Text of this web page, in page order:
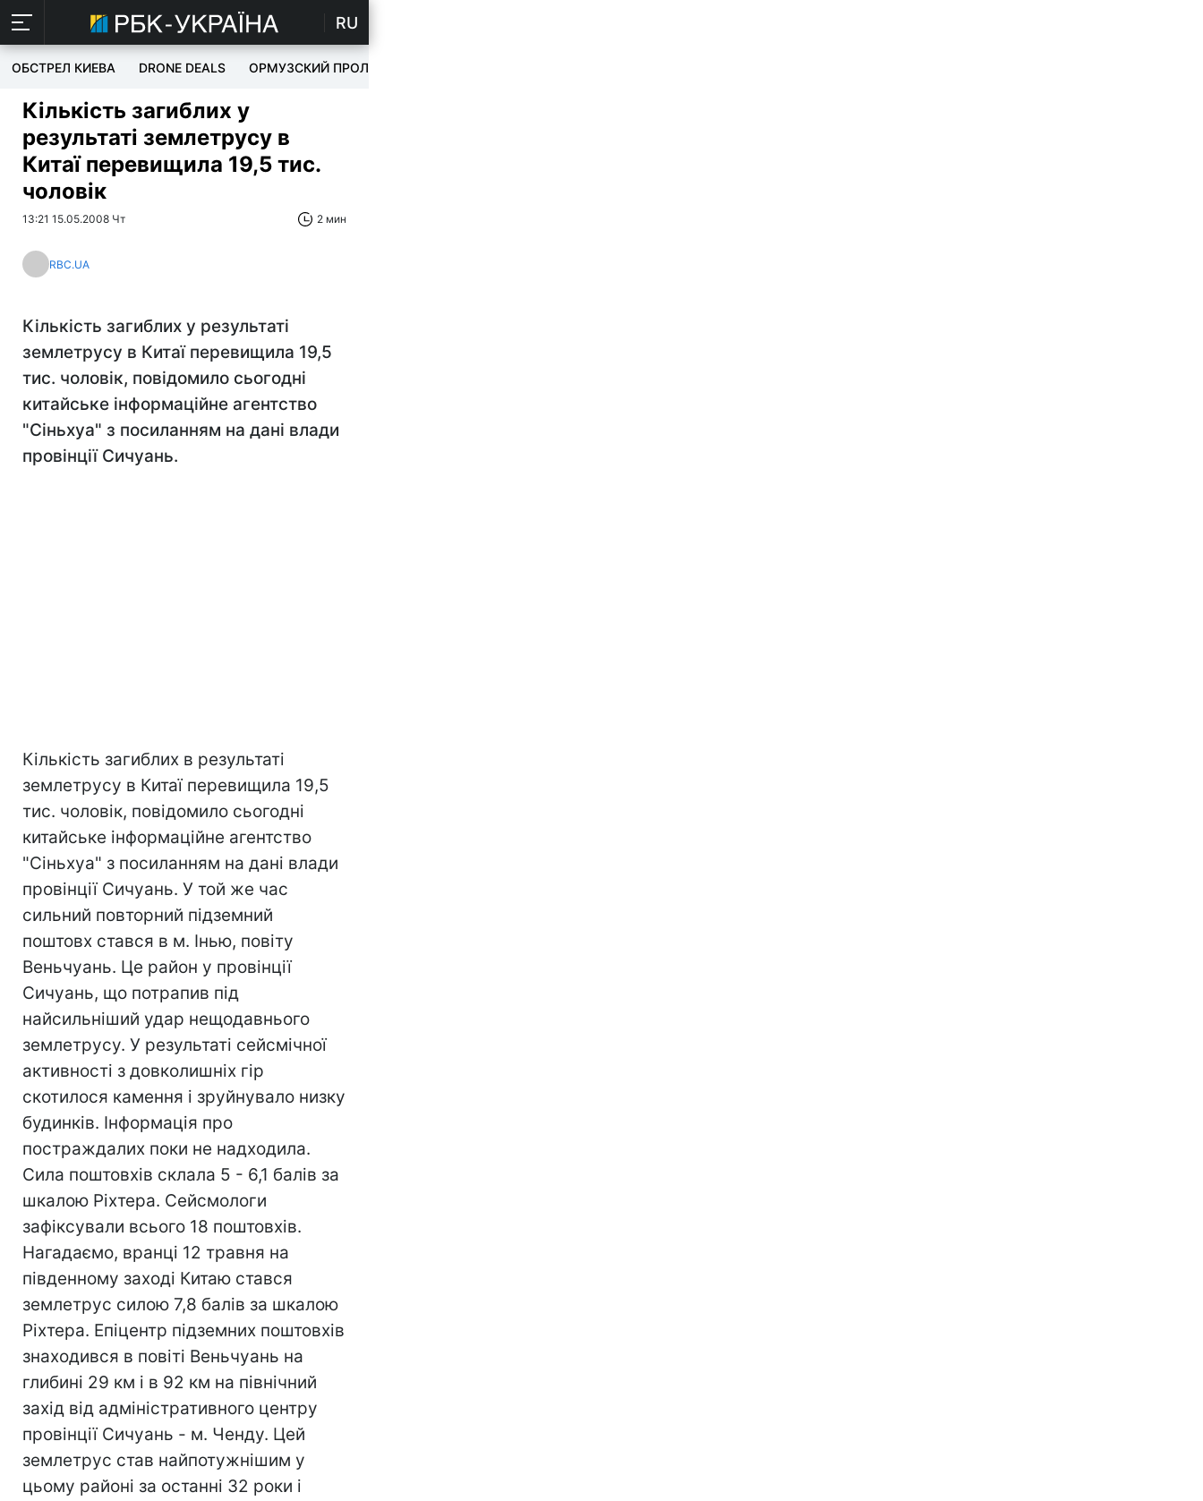
RU
ОБСТРЕЛ КИЕВА DRONE DEALS ОРМУЗСКИЙ ПРОЛИВ
Кількість загиблих у
результаті землетрусу в
Китаї перевищила 19,5 тис.
чоловік
13:21 15.05.2008 Чт 2 мин
RBC.UA
Кількість загиблих у результаті
землетрусу в Китаї перевищила 19,5
тис. чоловік, повідомило сьогодні
китайське інформаційне агентство
"Сіньхуа" з посиланням на дані влади
провінції Сичуань.
Кількість загиблих в результаті
землетрусу в Китаї перевищила 19,5
тис. чоловік, повідомило сьогодні
китайське інформаційне агентство
"Сіньхуа" з посиланням на дані влади
провінції Сичуань. У той же час
сильний повторний підземний
поштовх стався в м. Інью, повіту
Веньчуань. Це район у провінції
Сичуань, що потрапив під
найсильніший удар нещодавнього
землетрусу. У результаті сейсмічної
активності з довколишніх гір
скотилося камення і зруйнувало низку
будинків. Інформація про
постраждалих поки не надходила.
Сила поштовхів склала 5 - 6,1 балів за
шкалою Ріхтера. Сейсмологи
зафіксували всього 18 поштовхів.
Нагадаємо, вранці 12 травня на
південному заході Китаю стався
землетрус силою 7,8 балів за шкалою
Ріхтера. Епіцентр підземних поштовхів
знаходився в повіті Веньчуань на
глибині 29 км і в 92 км на північний
захід від адміністративного центру
провінції Сичуань - м. Ченду. Цей
землетрус став найпотужнішим у
цьому районі за останні 32 роки і